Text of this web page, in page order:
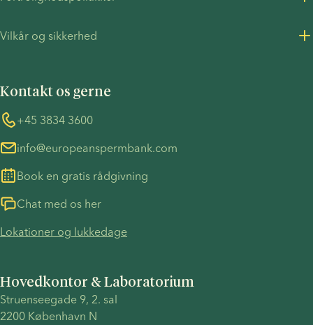
Hovedkontor & Laboratorium
Struenseegade 9, 2. sal
2200 København N
Kontakt os gerne
+45 3834 3600
info@europeanspermbank.com
Book en gratis rådgivning
Chat med os her
Lokationer og lukkedage
Pressemeddelelser
Information vedrørende TP53-sagen
Vilkår og sikkerhed
COVID-19 forholdsregler
Whistleblower